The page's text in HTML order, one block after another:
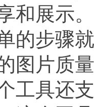
和展示
的步骤
图片质
工具还